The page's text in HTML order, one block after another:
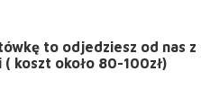
to odjedziesz od nas
koszt około 80-100zł)